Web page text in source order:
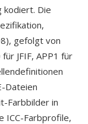
kodiert. Die
gefolgt von
JFIF, APP1 für
Dateien
Farbbilder in
ICC-Farbprofile,